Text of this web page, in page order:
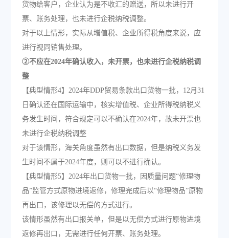
货物给客户，企业认为是不收汇的赠送，所以未进行开
票、账务处理，也未进行企税纳税调整。
对于以上情形，实际从增值税、企业所得税角度来说，应
进行视同销售处理。
②不应在2024年确认收入，未开票，也未进行企税纳税调
整
【典型情形4】2024年DDP贸易条款出口货物一批，12月31
日确认还在国际运输中，核实增值税、企业所得税纳税义
务发生时间，符合规定可以不确认在2024年，故未开票也
未进行企税纳税调整
对于该情形，海关角度虽然有出口数据，但是纳税义务发
生时间不属于2024年度，则可以不进行确认。
【典型情形5】2024年出口货物一批，因质量问题“修理物
品”监管方式原物进境返修，修理完成后以“修理物品”原物
再出口，该修理以无偿的方式进行。
该情形虽然有出口报关单，但是以无偿方式进行原物进境
返修再出口，无需进行任何开票、账务处理。